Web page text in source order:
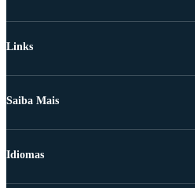
Links
Saiba Mais
Idiomas